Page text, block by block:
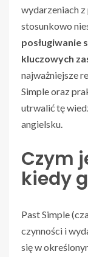
wydarzeniach
stosunkowo
posługiwanie
kluczowych
najważniejsze
Simple oraz
utrwalić tę
angielsku.
Czym
kiedy
Past Simple
czynności i
się w